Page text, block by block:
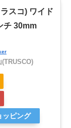
スコ) ワイド
チ 30mm
(TRUSCO)
ッピング